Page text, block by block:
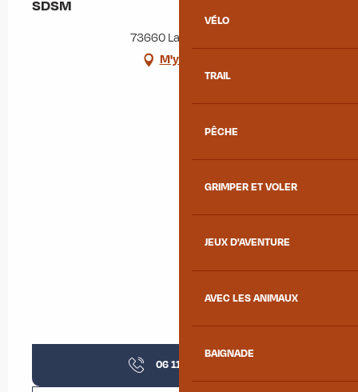
VÉLO
TRAIL
PÊCHE
GRIMPER ET VOLER
JEUX D'AVENTURE
AVEC LES ANIMAUX
BAIGNADE
SDSM
73660 La Chapelle
M'y rendre
06 11 40 36